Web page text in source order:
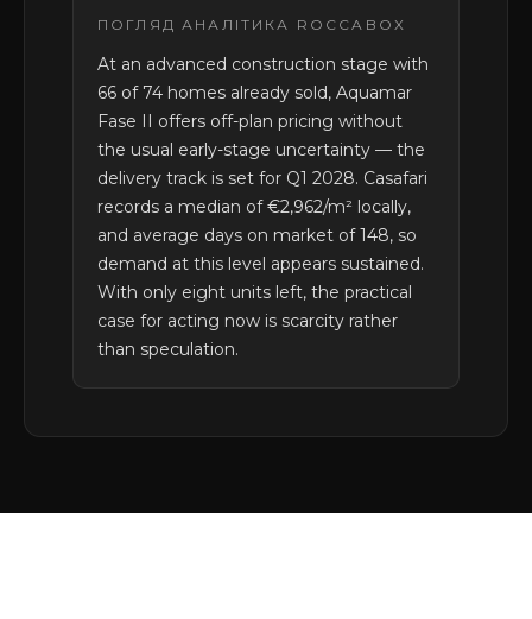
ПОГЛЯД АНАЛІТИКА ROCCABOX
At an advanced construction stage with
66 of 74 homes already sold, Aquamar
Fase II offers off-plan pricing without
the usual early-stage uncertainty — the
delivery track is set for Q1 2028. Casafari
records a median of €2,962/m² locally,
and average days on market of 148, so
demand at this level appears sustained.
With only eight units left, the practical
case for acting now is scarcity rather
than speculation.